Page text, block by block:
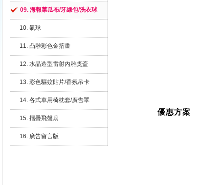
09. 海報菜瓜布/牙線包/洗衣球
10. 氣球
11. 凸雕彩色金箔畫
12. 水晶造型雷射內雕獎盃
13. 彩色驅蚊貼片/香氛吊卡
14. 各式車用椅枕套/廣告罩
15. 摺疊飛盤扇
16. 廣告留言版
優惠方案